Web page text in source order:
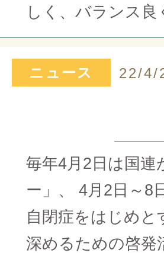
しく、バランス
ニュース 22/4/
毎年4月2日は国連
ー」、 4月2日～8
自閉症をはじめと
深めるための啓発